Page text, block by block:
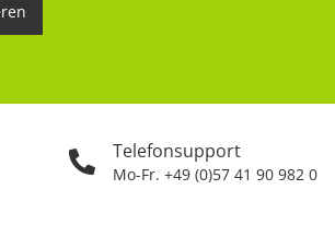
Telefonsupport
Mo-Fr. +49 (0)57 41 90 982 0